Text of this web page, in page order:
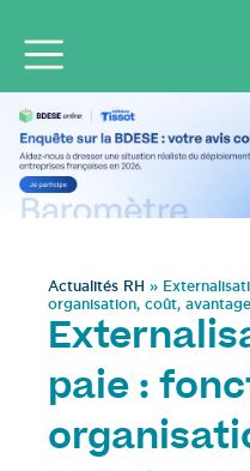
Actualités RH »
organisation, coût,
paie :